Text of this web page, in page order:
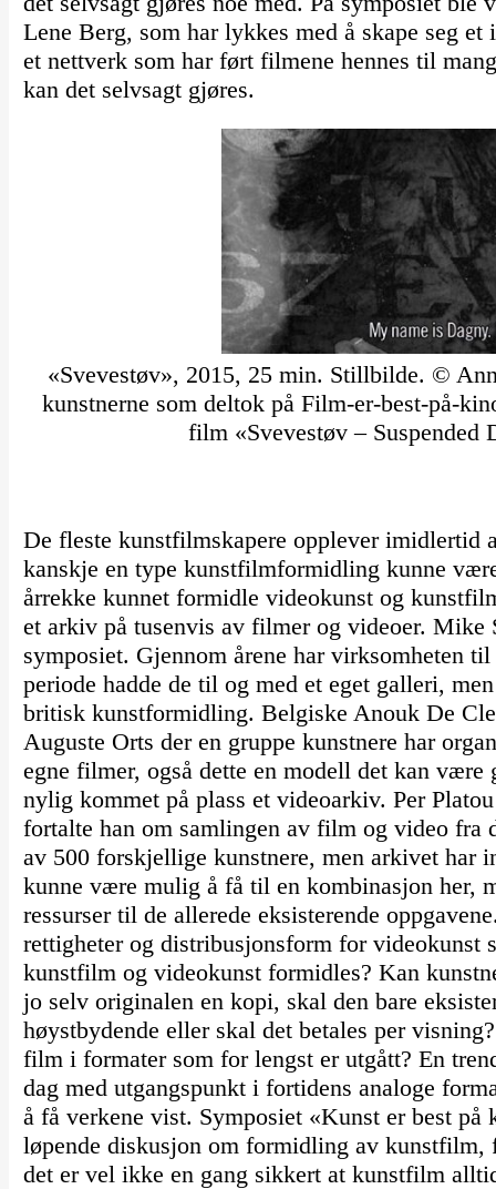
Lene Berg, som har lykkes med å skape seg
et nettverk som har ført filmene hennes til
kan det selvsagt gjøres.
«Svevestøv», 2015, 25 min. Stillbilde. ©
kunstnerne som deltok på Film-er-best-på-
film «Svevestøv – Suspended
De fleste kunstfilmskapere opplever imidlertid
kanskje en type kunstfilmformidling kunne
årrekke kunnet formidle videokunst og
et arkiv på tusenvis av filmer og videoer. Mike
symposiet. Gjennom årene har virksomheten
periode hadde de til og med et eget galleri,
britisk kunstformidling. Belgiske Anouk De
Auguste Orts der en gruppe kunstnere har
egne filmer, også dette en modell det kan
nylig kommet på plass et videoarkiv. Per
fortalte han om samlingen av film og video fra
av 500 forskjellige kunstnere, men arkivet har
kunne være mulig å få til en kombinasjon her,
ressurser til de allerede eksisterende
rettigheter og distribusjonsform for videokunst
kunstfilm og videokunst formidles? Kan
jo selv originalen en kopi, skal den bare
høystbydende eller skal det betales per
film i formater som for lengst er utgått? En
dag med utgangspunkt i fortidens analoge
å få verkene vist. Symposiet «Kunst er best
løpende diskusjon om formidling av kunstfilm,
det er vel ikke en gang sikkert at kunstfilm